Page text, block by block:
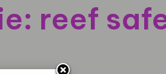
reef